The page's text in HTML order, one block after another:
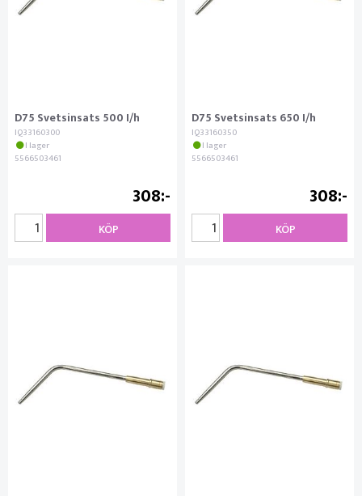
D75 Svetsinsats 500 I/h
IQ33160300
I lager
5566503461
308
KÖP
D75 Svetsinsats 650 I/h
IQ33160350
I lager
5566503461
308
KÖP